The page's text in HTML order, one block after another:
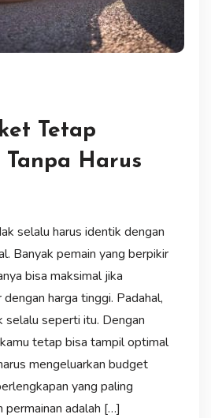
Tetap
Harus
selalu harus identik dengan
Banyak pemain yang berpikir
bisa maksimal jika
harga tinggi. Padahal,
selalu seperti itu. Dengan
tetap bisa tampil optimal
mengeluarkan budget
yang paling
permainan adalah […]